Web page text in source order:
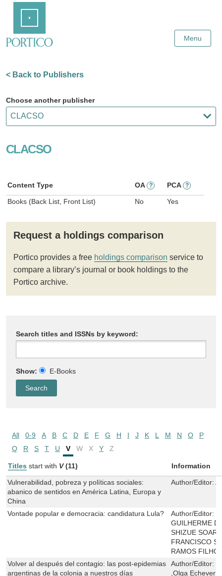
Content
Menu
< Back to Publishers
Choose another publisher
CLACSO
Content Type OA ? PCA ?
Books (Back List, Front List) No Yes
Request a holdings comparison
Portico provides a free holdings comparison service to
compare a library’s journal or book holdings to the
Portico archive.
Search titles and ISSNs by keyword:
Show: E-Books
All 0-9 A B C D E F G H I J K L M N O
P
Q
R S T U V W X Y Z
Titles start with V (11) Information
Vulnerabilidad, pobreza y políticas sociales:
abanico de sentidos en América Latina, Europa y
China
Author/Editor:
Vontade popular e democracia: candidatura Lula? Author/Editor:
GUILHERME
SHIZUE
FRANCISCO
RAMOS FILHO
Volver al después del contagio: las post-epidemias
argentinas de la colonia a nuestros días
Author/Editor:
,Olga